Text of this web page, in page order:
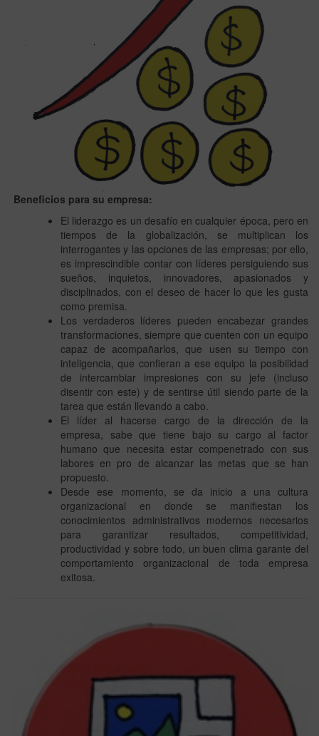
Beneficios para su empresa:
El liderazgo es un desafío en cualquier época, pero en
tiempos de la globalización, se multiplican los
interrogantes y las opciones de las empresas; por ello,
es imprescindible contar con líderes persiguiendo sus
sueños, inquietos, innovadores, apasionados y
disciplinados, con el deseo de hacer lo que les gusta
como premisa.
Los verdaderos líderes pueden encabezar grandes
transformaciones, siempre que cuenten con un equipo
capaz de acompañarlos, que usen su tiempo con
inteligencia, que confieran a ese equipo la posibilidad
de intercambiar impresiones con su jefe (incluso
disentir con este) y de sentirse útil siendo parte de la
tarea que están llevando a cabo.
El líder al hacerse cargo de la dirección de la
empresa, sabe que tiene bajo su cargo al factor
humano que necesita estar compenetrado con sus
labores en pro de alcanzar las metas que se han
propuesto.
Desde ese momento, se da inicio a una cultura
organizacional en donde se manifiestan los
conocimientos administrativos modernos necesarios
para garantizar resultados, competitividad,
productividad y sobre todo, un buen clima garante del
comportamiento organizacional de toda empresa
exitosa.